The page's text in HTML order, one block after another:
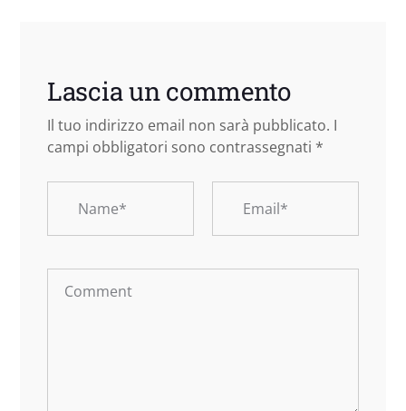
Lascia un commento
Il tuo indirizzo email non sarà pubblicato. I
campi obbligatori sono contrassegnati *